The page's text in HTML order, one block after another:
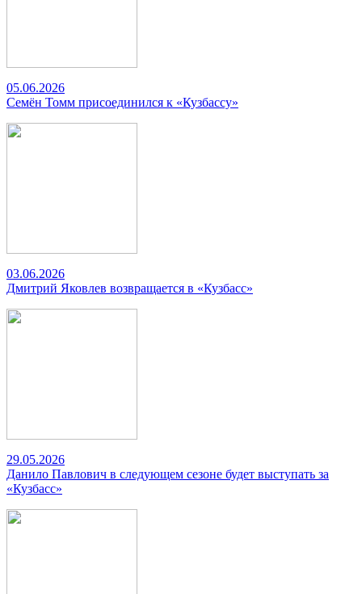
05.06.2026
Семён Томм присоединился к «Кузбассу»
03.06.2026
Дмитрий Яковлев возвращается в «Кузбасс»
29.05.2026
Данило Павлович в следующем сезоне будет выступать за
«Кузбасс»